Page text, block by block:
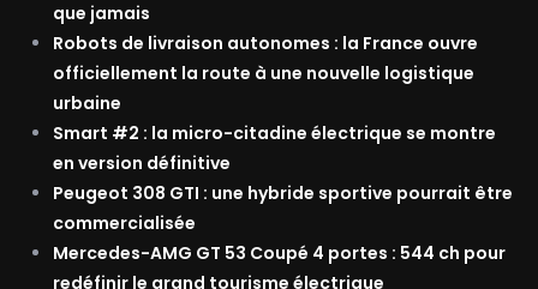
que jamais
Robots de livraison autonomes : la France ouvre
officiellement la route à une nouvelle logistique
urbaine
Smart #2 : la micro-citadine électrique se montre
en version définitive
Peugeot 308 GTI : une hybride sportive pourrait être
commercialisée
Mercedes-AMG GT 53 Coupé 4 portes : 544 ch pour
redéfinir le grand tourisme électrique